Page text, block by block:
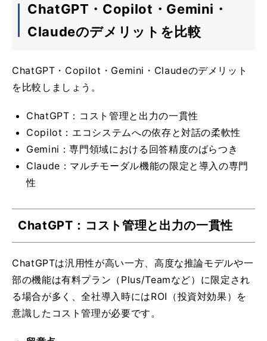
ChatGPT・Copilot・Gemini・
Claudeのデメリットを比較
ChatGPT・Copilot・Gemini・Claudeのデメリット
を比較しましょう。
ChatGPT：コスト管理と出力の一貫性
Copilot：エコシステムへの依存と対話の柔軟性
Gemini：専門領域における回答精度のばらつき
Claude：マルチモーダル機能の限定と導入の専門
性
ChatGPT：コスト管理と出力の一貫性
ChatGPTは汎用性が高い一方、高度な推論モデルや一
部の機能は有料プラン（Plus/Teamなど）に限定され
る場合が多く、全社導入時にはROI（投資対効果）を
意識したコスト管理が必要です。